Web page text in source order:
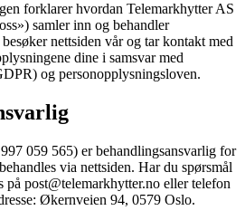
forklarer hvordan Telemarkhytter AS
samler inn og behandler
nettsiden vår og tar kontakt med
dine i samsvar med
og personopplysningsloven.
059 565) er behandlingsansvarlig for
via nettsiden. Har du spørsmål
på post@telemarkhytter.no eller telefon
Økernveien 94, 0579 Oslo.